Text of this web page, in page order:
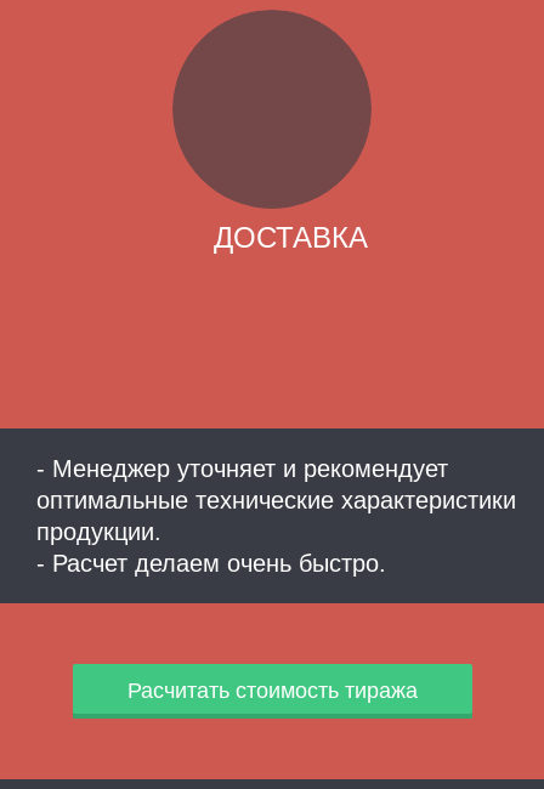
ДОСТАВКА
- Менеджер уточняет и рекомендует
оптимальные технические характеристики
продукции.
- Расчет делаем очень быстро.
Расчитать стоимость тиража